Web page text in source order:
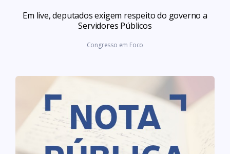
Em live, deputados exigem respeito do governo a
Servidores Públicos
Congresso em Foco